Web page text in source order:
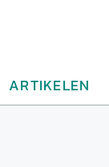
ARTIKELEN